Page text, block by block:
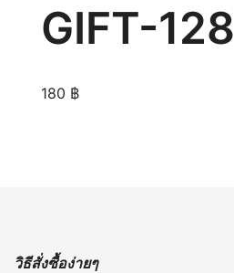
GIFT-128
180 ฿
วิธีสั่งซื้อง่ายๆ